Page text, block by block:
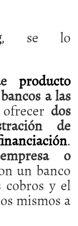
, se lo
producto
a las
dos
de
.
empresa o
un banco
cobros y el
mismos a